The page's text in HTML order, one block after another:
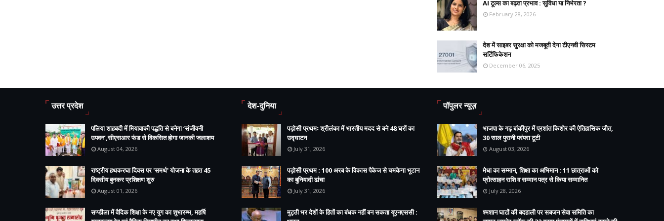
AI टूल्स का बढ़ता प्रभाव : सुविधा या निर्भरता ?
February 28, 2026
देश में साइबर सुरक्षा को मजबूती देगा टीएनवी सिस्टम
सर्टिफिकेशन
December 06, 2025
उत्तर प्रदेश
पलिया शाहबदी में मियावाकी पद्धति से बनेगा ‘संजीवनी
उपवन’,सीएसआर फंड से विकसित होगा जानकी जलाशय
August 04, 2026
राष्ट्रीय हथकरघा दिवस पर 'समर्थ' योजना के तहत 45
दिवसीय बुनकर प्रशिक्षण शुरु
August 01, 2026
सण्डीला में वैदिक शिक्षा के नए युग का शुभारम्भ, महर्षि
देश-दुनिया
पड़ोसी प्रथमः श्रीलंका में भारतीय मदद से बने 48 घरों का
उद्घाटन
July 31, 2026
पड़ोसी प्रथम : 100 अरब के विकास पैकेज से चमकेगा भूटान
का बुनियादी ढांचा
July 31, 2026
मुट्ठी भर देशों के हितों का बंधक नहीं बन सकता यूएनएससी :
पॉपुलर न्यूज़
भाजपा के गढ़ बांकीपुर में प्रशांत किशोर की ऐतिहासिक जीत,
30 साल पुरानी परंपरा टूटी
August 03, 2026
मेधा का सम्मान, शिक्षा का अभिमान : 11 छात्राओं को
प्रोत्साहन राशि व सम्मान पत्र से किया सम्मानित
July 28, 2026
श्मशान घाटों की बदहाली पर सबजन सेवा समिति का